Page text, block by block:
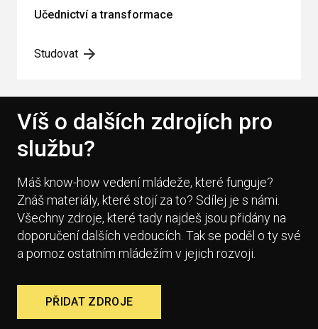
Učednictví a transformace
Studovat
Víš o dalších zdrojích pro
službu?
Máš know-how vedení mládeže, které funguje?
Znáš materiály, které stojí za to? Sdílej je s námi.
Všechny zdroje, které tady najdeš jsou přidány na
doporučení dalších vedoucích. Tak se poděl o ty své
a pomoz ostatním mládežím v jejich rozvoji.
PŘIDAT ZDROJE